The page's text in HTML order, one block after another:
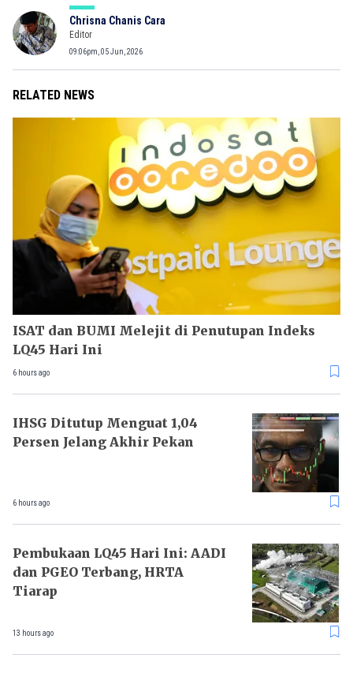
Chrisna Chanis Cara
Editor
09:06pm, 05 Jun, 2026
RELATED NEWS
ISAT dan BUMI Melejit di Penutupan Indeks
LQ45 Hari Ini
6 hours ago
IHSG Ditutup Menguat 1,04
Persen Jelang Akhir Pekan
6 hours ago
Pembukaan LQ45 Hari Ini: AADI
dan PGEO Terbang, HRTA
Tiarap
13 hours ago